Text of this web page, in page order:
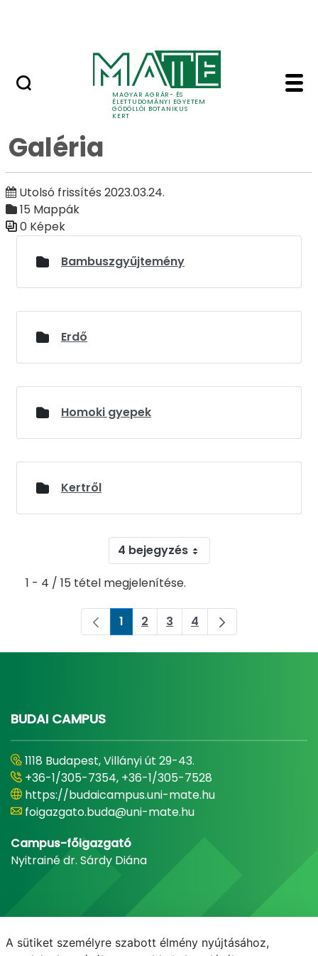
MAGYAR AGRÁR- ÉS
ÉLETTUDOMÁNYI EGYETEM
GÖDÖLLŐI BOTANIKUS
KERT
Galéria - Galéria -
Galéria
Galéria
Utolsó frissítés 2023.03.24.
15 Mappák
0 Képek
Bambuszgyűjtemény
Erdő
Homoki gyepek
Kertről
4 bejegyzés
1 - 4 / 15 tétel megjelenítése.
Oldal
1 Oldal
2 Oldal
3 Oldal
4
BUDAI CAMPUS
1118 Budapest, Villányi út 29-43.
+36-1/305-7354, +36-1/305-7528
https://budaicampus.uni-mate.hu
foigazgato.buda@uni-mate.hu
Campus-főigazgató
Nyitrainé dr. Sárdy Diána
A sütiket személyre szabott élmény nyújtásához,